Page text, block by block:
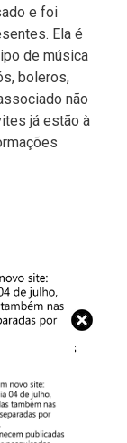
e foi
Ela é
de música
boleros,
não
já estão à